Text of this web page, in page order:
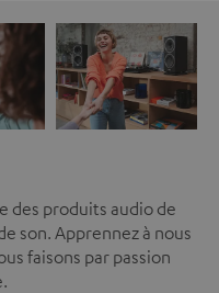
des produits audio de
son. Apprennez à nous
faisons par passion